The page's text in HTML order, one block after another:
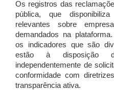
Os registros das
pública, que
relevantes sobre
demandados na
os indicadores que são
estão à disposição
independentemente de
conformidade com
transparência ativa.